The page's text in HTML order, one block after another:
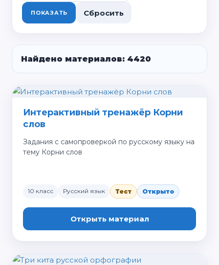
ПОКАЗАТЬ Сбросить
Найдено материалов: 4420
Интерактивный тренажёр Корни
слов
Задания с самопроверкой по русскому языку на
тему Корни слов
10 класс Русский язык Тест Открыто
Открыть материал